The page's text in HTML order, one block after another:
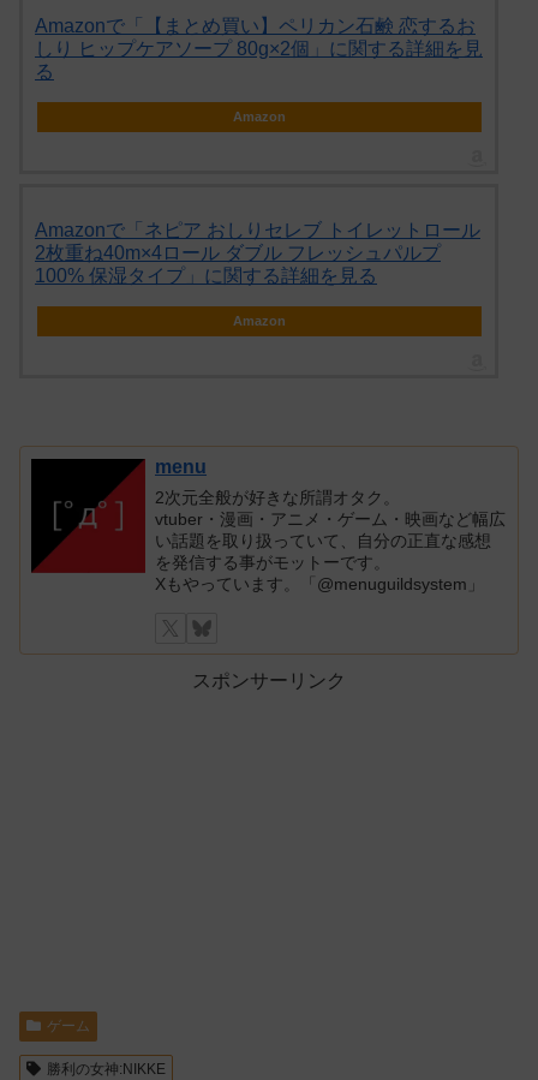
Amazonで「【まとめ買い】ペリカン石鹸 恋するお
しり ヒップケアソープ 80g×2個」に関する詳細を見
る
Amazon
Amazonで「ネピア おしりセレブ トイレットロール
2枚重ね40m×4ロール ダブル フレッシュパルプ
100% 保湿タイプ」に関する詳細を見る
Amazon
menu
2次元全般が好きな所謂オタク。
vtuber・漫画・アニメ・ゲーム・映画など幅広
い話題を取り扱っていて、自分の正直な感想
を発信する事がモットーです。
Xもやっています。「@menuguildsystem」
スポンサーリンク
ゲーム
勝利の女神:NIKKE